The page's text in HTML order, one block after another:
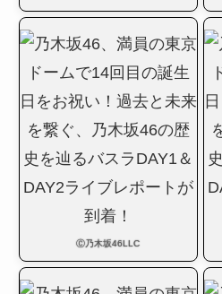
Ⓒ乃木坂46LLC